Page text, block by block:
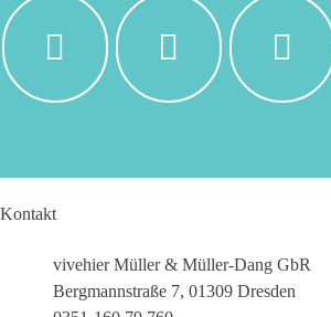
Kontakt
vivehier Müller & Müller-Dang GbR
Bergmannstraße 7, 01309 Dresden